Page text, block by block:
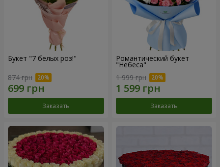
Букет "7 белых роз!"
874 грн
Заказать
Романтический букет
"Небеса"
1 999 грн
Заказать